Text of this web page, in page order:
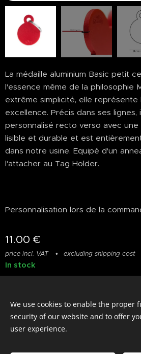
La médaille aluminium Basic petit
l'essence même de la philosophie
extrême simplicité, elle représente
excellence. Précis dans ses
personnalisé recto verso avec
lisible et durable et est
dans notre usine. Equipé d'un
l'attacher au Tag Holder.
Personnalisation lors de la
11.00 €
price incl. VAT excluding shipping cost
In stock
- 2026 All rights
We use cookies to enable the proper
security of our website and to offer
user experience.